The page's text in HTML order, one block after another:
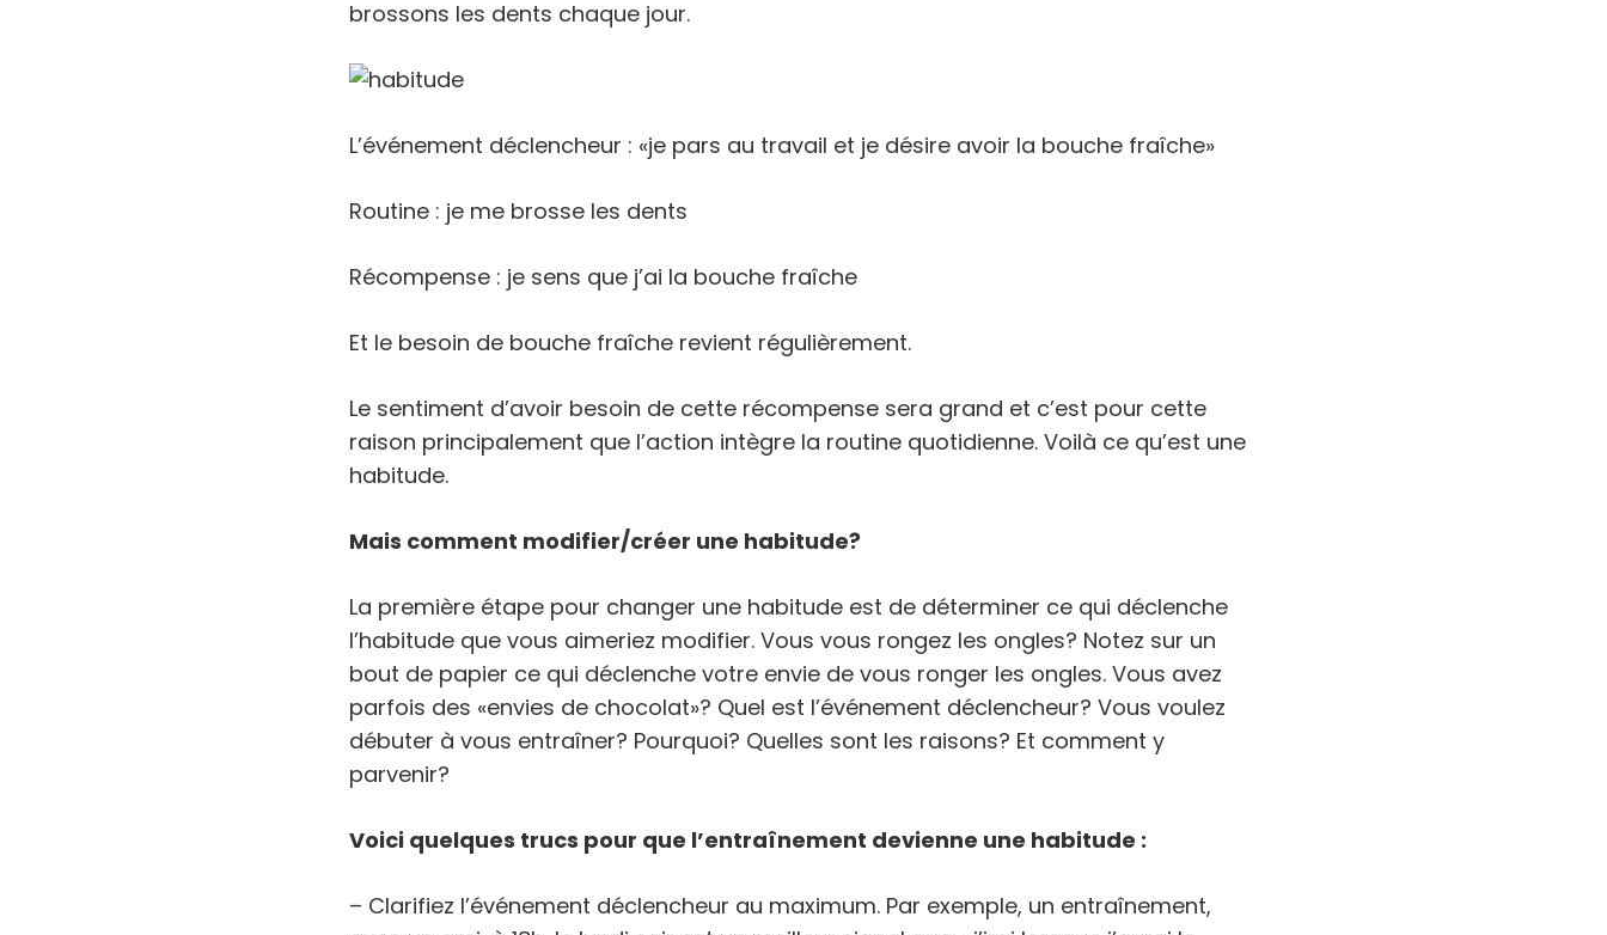
brossons les dents chaque jour.
L’événement déclencheur : «je pars au travail et je désire avoir la bouche fraîche»
Routine : je me brosse les dents
Récompense : je sens que j’ai la bouche fraîche
Et le besoin de bouche fraîche revient régulièrement.
Le sentiment d’avoir besoin de cette récompense sera grand et c’est pour cette
raison principalement que l’action intègre la routine quotidienne. Voilà ce qu’est une
habitude.
Mais comment modifier/créer une habitude?
La première étape pour changer une habitude est de déterminer ce qui déclenche
l’habitude que vous aimeriez modifier. Vous vous rongez les ongles? Notez sur un
bout de papier ce qui déclenche votre envie de vous ronger les ongles. Vous avez
parfois des «envies de chocolat»? Quel est l’événement déclencheur? Vous voulez
débuter à vous entraîner? Pourquoi? Quelles sont les raisons? Et comment y
parvenir?
Voici quelques trucs pour que l’entraînement devienne une habitude :
– Clarifiez l’événement déclencheur au maximum. Par exemple, un entraînement,